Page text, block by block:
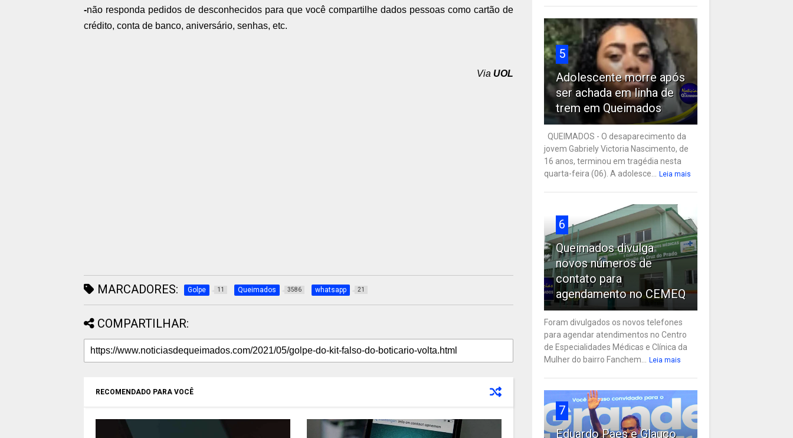
-não responda pedidos de desconhecidos para que você compartilhe dados pessoas como cartão de
crédito, conta de banco, aniversário, senhas, etc.
Via UOL
MARCADORES: Golpe 11 Queimados 3586 whatsapp 21
COMPARTILHAR:
RECOMENDADO PARA VOCÊ
5
Adolescente morre após
ser achada em linha de
trem em Queimados
QUEIMADOS - O desaparecimento da
jovem Gabriely Victoria Nascimento, de
16 anos, terminou em tragédia nesta
quarta-feira (06). A adolesce...
Leia mais
6
Queimados divulga
novos números de
contato para
agendamento no CEMEQ
Foram divulgados os novos telefones
para agendar atendimentos no Centro
de Especialidades Médicas e Clínica da
Mulher do bairro Fanchem...
Leia mais
7
Eduardo Paes e Glauco